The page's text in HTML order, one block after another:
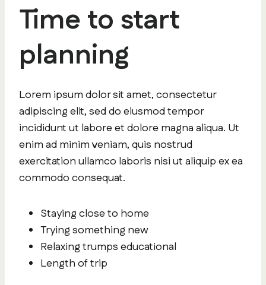
Time to start
planning
Lorem ipsum dolor sit amet, consectetur
adipiscing elit, sed do eiusmod tempor
incididunt ut labore et dolore magna aliqua. Ut
enim ad minim veniam, quis nostrud
exercitation ullamco laboris nisi ut aliquip ex ea
commodo consequat.
Staying close to home
Trying something new
Relaxing trumps educational
Length of trip